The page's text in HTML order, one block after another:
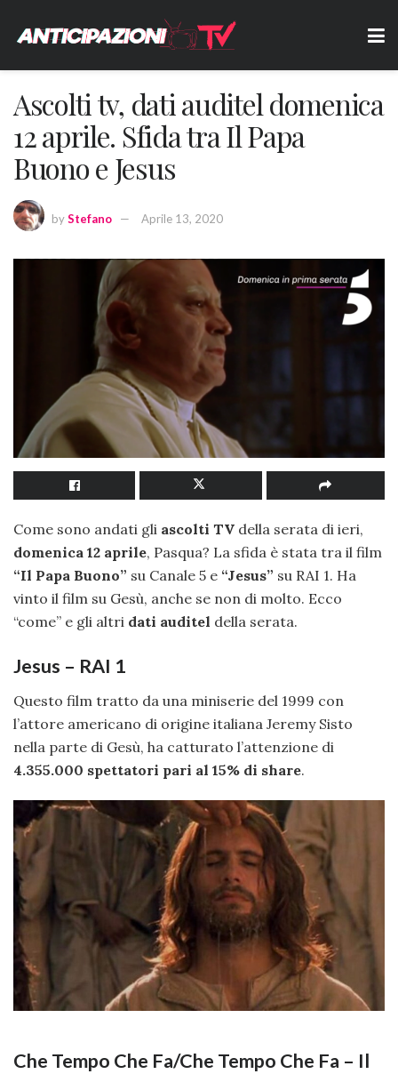
Ascolti tv, dati auditel domenica
12 aprile. Sfida tra Il Papa
Buono e Jesus
byStefano Aprile 13, 2020
Come sono andati gli ascolti TV della serata di ieri,
domenica 12 aprile, Pasqua? La sfida è stata tra il film
“Il Papa Buono” su Canale 5 e “Jesus” su RAI 1. Ha
vinto il film su Gesù, anche se non di molto. Ecco
“come” e gli altri dati auditel della serata.
Jesus – RAI 1
Questo film tratto da una miniserie del 1999 con
l’attore americano di origine italiana Jeremy Sisto
nella parte di Gesù, ha catturato l’attenzione di
4.355.000 spettatori pari al 15% di share.
Che Tempo Che Fa/Che Tempo Che Fa – Il